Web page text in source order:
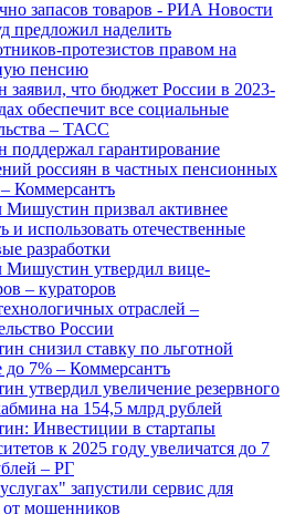
запасов товаров - РИА Новости
предложил наделить
протезистов правом на
пенсию
что бюджет России в 2023-
обеспечит все социальные
– ТАСС
гарантирование
россиян в частных пенсионных
Коммерсантъ
призвал активнее
и использовать отечественные
разработки
утвердил вице-
– кураторов
отраслей –
России
снизил ставку по льготной
до 7% – Коммерсантъ
утвердил увеличение резервного
на 154,5 млрд рублей
Инвестиции в стартапы
к 2025 году увеличатся до 7
– РГ
запустили сервис для
мошенников